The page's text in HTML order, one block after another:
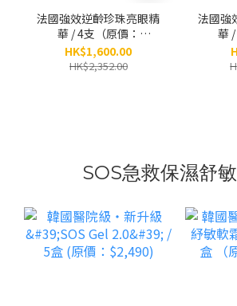
法國強效逆齡珍珠亮眼精
華 / 4支（原價：
$2,352）
HK$1,600.00
HK$2,352.00
法國強
華
SOS急救保濕舒